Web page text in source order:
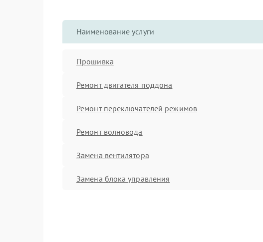
Наименование услуги
Прошивка
Ремонт двигателя поддона
Ремонт переключателей режимов
Ремонт волновода
Замена вентилятора
Замена блока управления